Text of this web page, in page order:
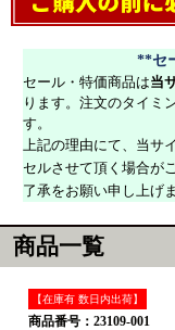
**セ
セール・特価商品は当
ります。注文のタイミ
す。
上記の理由にて、当サ
セルさせて頂く場合が
了承をお願い申し上げま
商品一覧
【在庫有 数日内出荷】
商品番号：23109-001